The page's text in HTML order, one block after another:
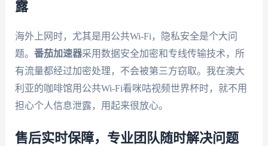
露
海外上网时，尤其是用公共Wi-Fi，隐私安全是个大问
题。 番茄加速器采用数据安全加密和专线传输技术，所
有流量都经过加密处理，不会被第三方窃取。我在澳大
利亚的咖啡馆用公共Wi-Fi看咪咕视频世界杯时，就不用
担心个人信息泄露，用起来很放心。
售后实时保障，专业团队随时解决问题